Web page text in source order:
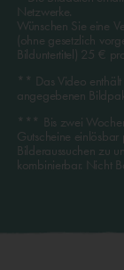
Netzwerke.
Wünschen Sie eine
(ohne gesetzlich
Bilduntertitel) 25 €
** Das Video enthält
angegebenen
*** Bis zwei
Gutscheine
Bilderaussuchen zu
kombinierbar. Nicht